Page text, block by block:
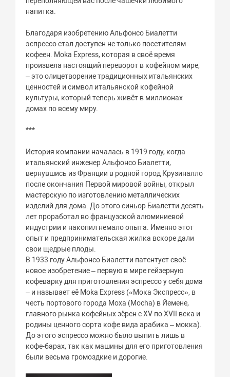
напитка.
Благодаря изобретению Альфонсо Биалетти
эспрессо стал доступен не только посетителям
кофеен. Moka Express, которая в своё время
произвела настоящий переворот в кофейном мире,
– это олицетворение традиционных итальянских
ценностей и символ итальянской кофейной
культуры, который теперь живёт в миллионах
домах по всему миру.
***
История компании началась в 1919 году, когда
итальянский инженер Альфонсо Биалетти,
вернувшись из Франции в родной город Крузиналло
после окончания Первой мировой войны, открыл
мастерскую по изготовлению металлических
изделий для дома. До этого синьор Биалетти десять
лет проработал во французской алюминиевой
индустрии и накопил немало опыта. Именно этот
опыт и предпринимательская жилка вскоре дали
свои щедрые плоды.
В 1933 году Альфонсо Биалетти патентует своё
новое изобретение – первую в мире гейзерную
кофеварку для приготовления эспрессо у себя дома
– и называет её Moka Express («Мока Экспресс», в
честь портового города Моха (Mocha) в Йемене,
главного рынка кофейных зёрен с XV по XVII века и
родины ценного сорта кофе вида арабика – мокка).
До этого эспрессо можно было выпить лишь в
кофе-барах, так как машины для его приготовления
были весьма громоздкие и дорогие.